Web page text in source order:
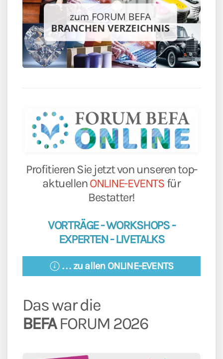
Profitieren Sie jetzt von unseren top-
aktuellenONLINE-EVENTS für
Bestatter!
VORTRÄGE - WORKSHOPS -
EXPERTEN - LIVETALKS
. . . zu allen ONLINE-EVENTS
Das war die
BEFAFORUM 2026